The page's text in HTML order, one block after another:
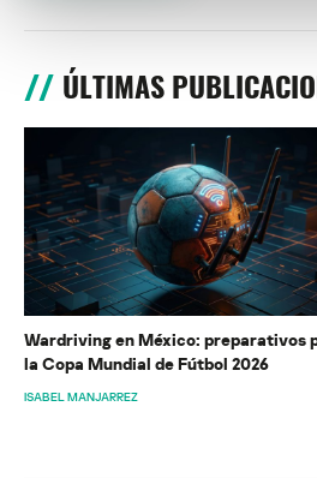
ÚLTIMAS
Wardriving en México: preparativos
la Copa Mundial de Fútbol 2026
ISABEL MANJARREZ